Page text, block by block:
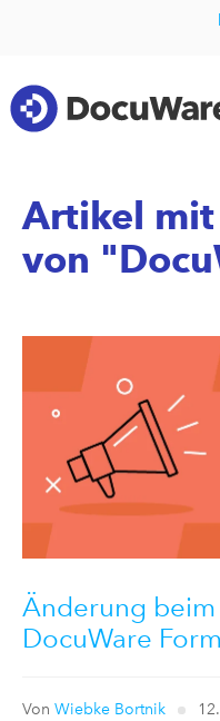
Artikel mit
von
Änderung
DocuWare
Von Wiebke Bortnik